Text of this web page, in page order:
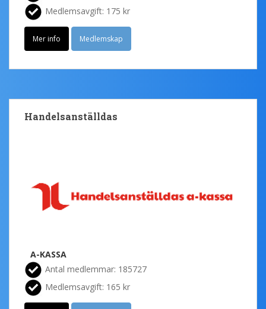
Medlemsavgift: 175 kr
Mer info Medlemskap
Handelsanställdas
A-KASSA
Antal medlemmar: 185727
Medlemsavgift: 165 kr